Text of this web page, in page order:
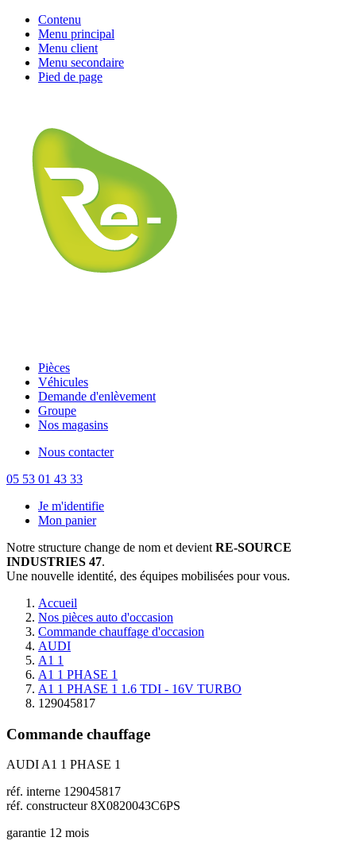
Contenu
Menu principal
Menu client
Menu secondaire
Pied de page
Pièces
Véhicules
Demande d'enlèvement
Groupe
Nos magasins
Nous contacter
05 53 01 43 33
Je m'identifie
Mon panier
Notre structure change de nom et devient RE-SOURCE
INDUSTRIES 47.
Une nouvelle identité, des équipes mobilisées pour vous.
Accueil
Nos pièces auto d'occasion
Commande chauffage d'occasion
AUDI
A1 1
A1 1 PHASE 1
A1 1 PHASE 1 1.6 TDI - 16V TURBO
129045817
Commande chauffage
AUDI A1 1 PHASE 1
réf. interne 129045817
réf. constructeur 8X0820043C6PS
garantie 12 mois